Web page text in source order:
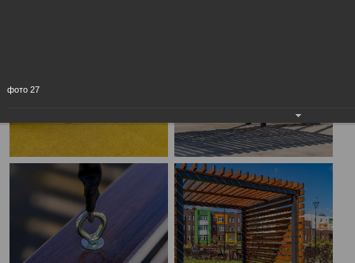
фото 27